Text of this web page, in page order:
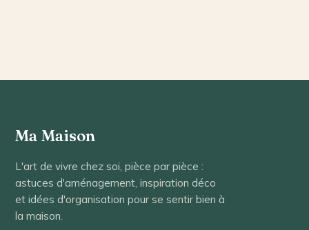
Ma Maison
L'art de vivre chez soi, pièce par pièce :
astuces d'aménagement, inspiration déco
et idées d'organisation pour se sentir bien à
la maison.